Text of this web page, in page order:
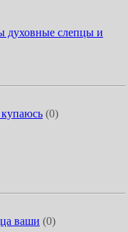
духовные слепцы и
(0)
ваши (0)